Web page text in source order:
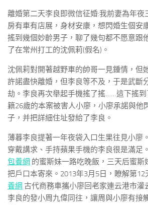
離婚第二天李良即微信征婚:我前妻為年夜
房有車有店展，身材安康，想閃婚生個安
搖到幾個妙齡男子，聊了幾句都不愿意跟
了在常州打工的沈佩莉(假名)。
沈佩莉對開著越野車的帥哥一見鍾情，但
許諾盡快離婚，但李良等不及，于是武斷
劫。李良再次舉起手機搖了搖……這下搖到
籍26歲的本案被害人小廖，小廖承諾與他
子，并把詳細住址發給了李良。
薄暮李良提著一年夜袋入口生果往見小廖
穿戴講求、手持蘋果手機的李良很是滿足
包養網 的蜜斯妹一路吃晚飯，三天后蜜斯
把戶口本寄來。2013年3月5日，瞭解第12
養網 古代商務車攜小廖回老家連云港市灌
李良的發小周九偉同往，讓周與小廖有接